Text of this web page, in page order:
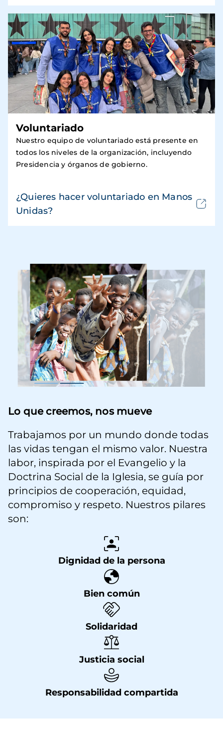
Voluntariado
Nuestro equipo de voluntariado está presente en
todos los niveles de la organización, incluyendo
Presidencia y órganos de gobierno.
¿Quieres hacer voluntariado en Manos
Unidas?
Imagen
Lo que creemos, nos mueve
Trabajamos por un mundo donde todas
las vidas tengan el mismo valor. Nuestra
labor, inspirada por el Evangelio y la
Doctrina Social de la Iglesia, se guía por
principios de cooperación, equidad,
compromiso y respeto. Nuestros pilares
son:
Dignidad de la persona
Bien común
Solidaridad
Justicia social
Responsabilidad compartida